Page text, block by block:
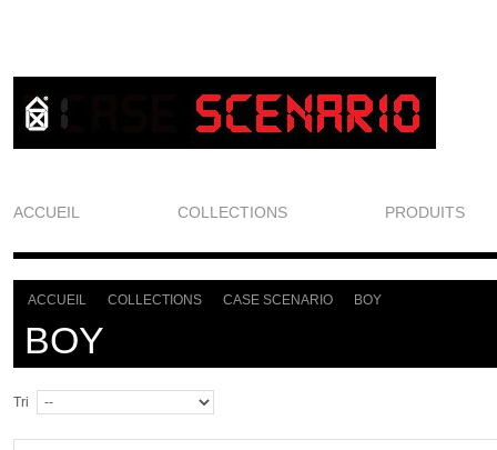
ACCUEIL COLLECTIONS PRODUITS
ACCUEIL COLLECTIONS CASE SCENARIO BOY
BOY
Tri